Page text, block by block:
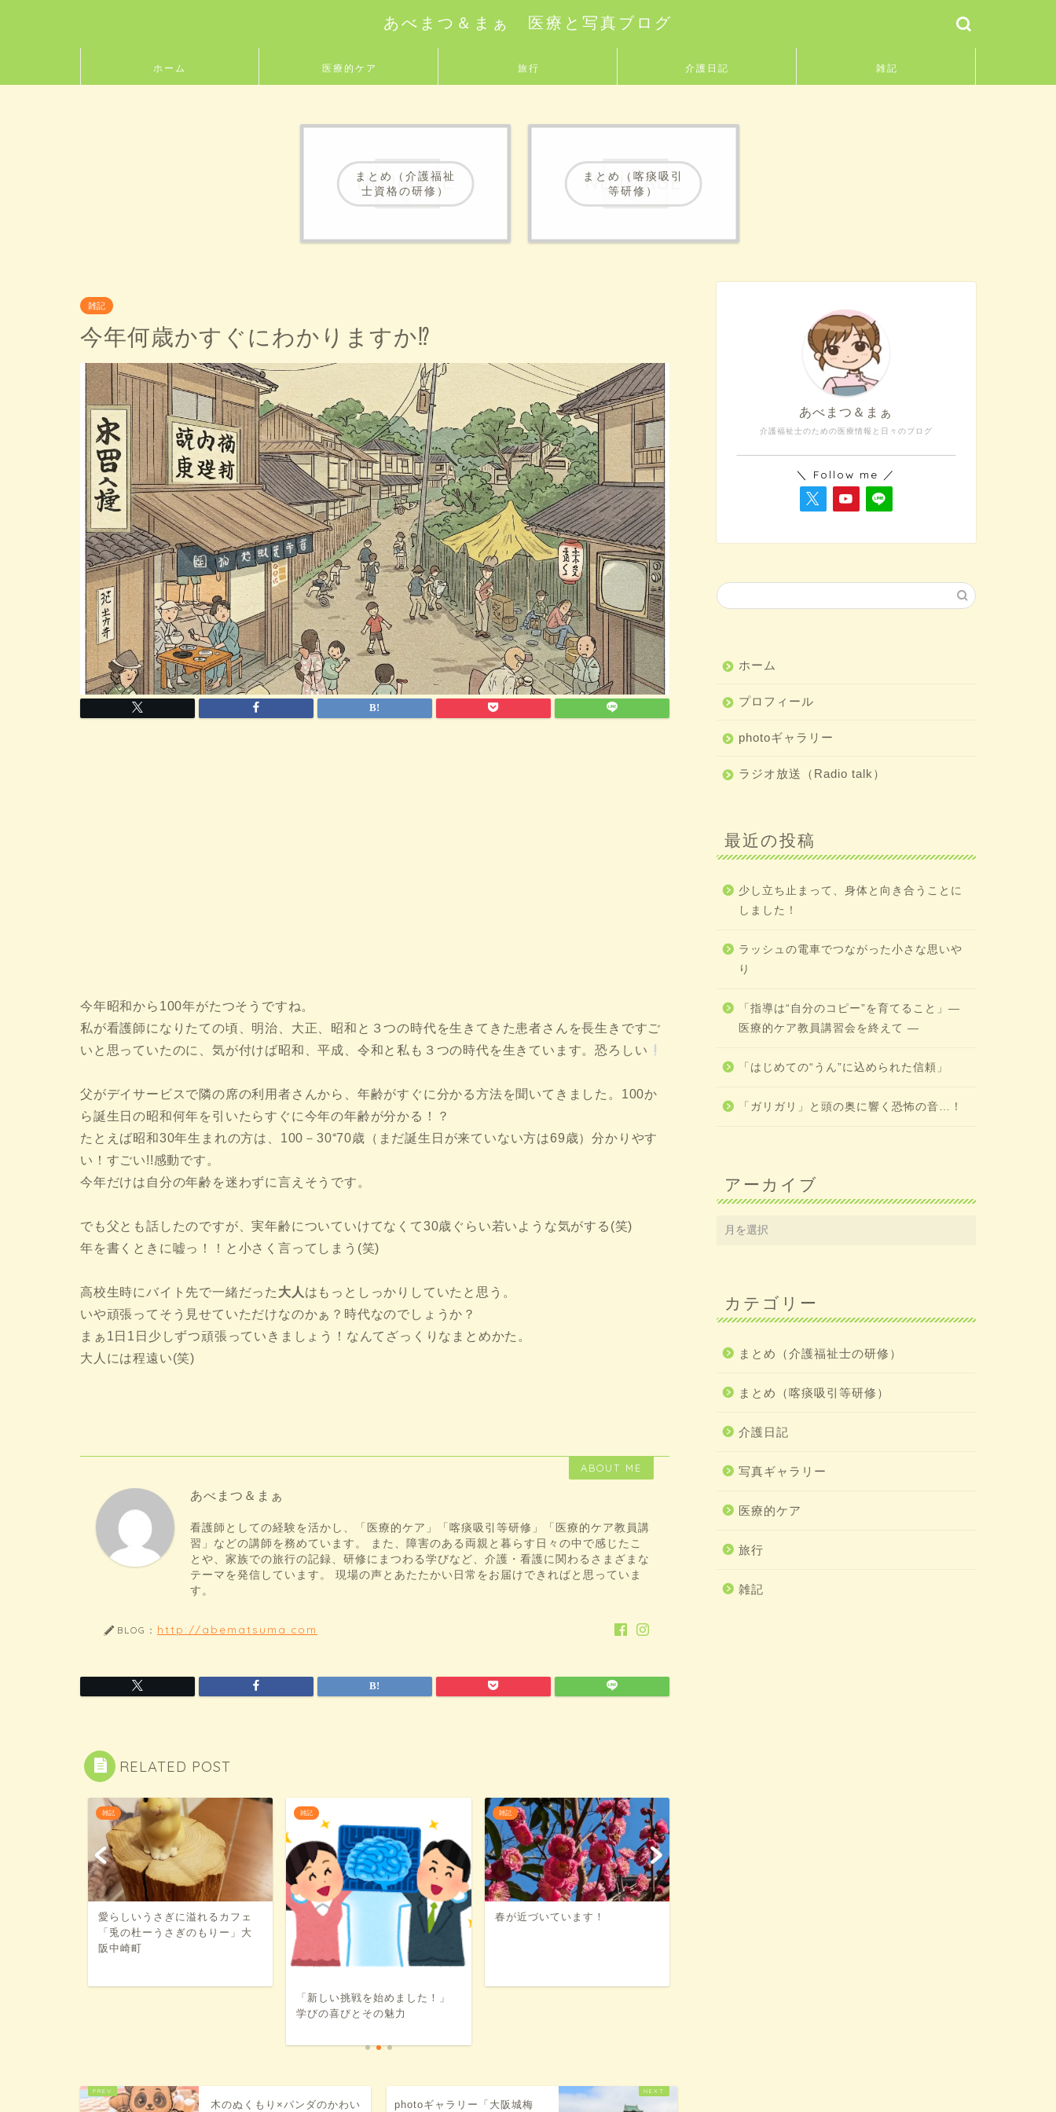
あべまつ＆まぁ 医療と写真ブログ
ホーム 医療的ケア 旅行 介護日記 雑記
まとめ（介護福祉
士資格の研修）
まとめ（喀痰吸引
等研修）
雑記
今年何歳かすぐにわかりますか⁉
今年昭和から100年がたつそうですね。
私が看護師になりたての頃、明治、大正、昭和と３つの時代を生きてきた患者さんを長生きですご
いと思っていたのに、気が付けば昭和、平成、令和と私も３つの時代を生きています。恐ろしい
父がデイサービスで隣の席の利用者さんから、年齢がすぐに分かる方法を聞いてきました。100か
ら誕生日の昭和何年を引いたらすぐに今年の年齢が分かる！？
たとえば昭和30年生まれの方は、100－30⁼70歳（まだ誕生日が来ていない方は69歳）分かりやす
い！すごい!!感動です。
今年だけは自分の年齢を迷わずに言えそうです。
でも父とも話したのですが、実年齢についていけてなくて30歳ぐらい若いような気がする(笑)
年を書くときに嘘っ！！と小さく言ってしまう(笑)
高校生時にバイト先で一緒だった 大人 はもっとしっかりしていたと思う。
いや頑張ってそう見せていただけなのかぁ？時代なのでしょうか？
まぁ1日1日少しずつ頑張っていきましょう！なんてざっくりなまとめかた。
大人には程遠い(笑)
ABOUT ME
あべまつ＆まぁ
看護師としての経験を活かし、「医療的ケア」「喀痰吸引等研修」「医療的ケア教員講
習」などの講師を務めています。 また、障害のある両親と暮らす日々の中で感じたこ
とや、家族での旅行の記録、研修にまつわる学びなど、介護・看護に関わるさまざまな
テーマを発信しています。 現場の声とあたたかい日常をお届けできればと思っていま
す。
BLOG： http://abematsuma.com
RELATED POST
雑記
愛らしいうさぎに溢れるカフェ
「兎の杜ーうさぎのもりー」大
阪中崎町
雑記
「新しい挑戦を始めました！」
学びの喜びとその魅力
雑記
春が近づいています！
木のぬくもり×パンダのかわい photoギャラリー「大阪城梅
介護福祉士のための医療情報と日々のブログ
あべまつ＆まぁ
＼ Follow me ／
ホーム
プロフィール
photoギャラリー
ラジオ放送（Radio talk）
最近の投稿
少し立ち止まって、身体と向き合うことに
しました！
ラッシュの電車でつながった小さな思いや
り
「指導は“自分のコピー”を育てること」―
医療的ケア教員講習会を終えて ―
「はじめての“うん”に込められた信頼」
「ガリガリ」と頭の奥に響く恐怖の音…！
アーカイブ
カテゴリー
まとめ（介護福祉士の研修）
まとめ（喀痰吸引等研修）
介護日記
写真ギャラリー
医療的ケア
旅行
雑記